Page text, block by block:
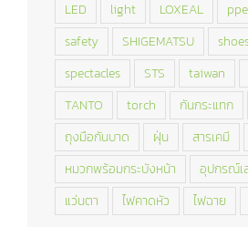
LED
light LOXEAL ppe
safety
SHIGEMATSU
spectacles
STS taiwan
TANTO
torch กันกระแทก
ถุงมือกันบาด
ฝุ่น สารเคมี
หมวกพร้อมกระบังหน้า
อุปกรณ์เ
แว่นตา
ไฟคาดหัว ไฟฉาย